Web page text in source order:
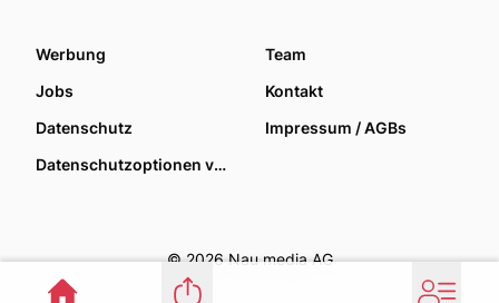
Werbung
Team
Jobs
Kontakt
Datenschutz
Impressum / AGBs
Datenschutzoptionen verwalten
© 2026 Nau media AG